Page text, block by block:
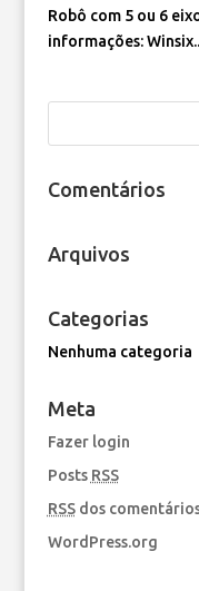
Robô com 5 ou 6
informações:
Comentários
Arquivos
Categorias
Nenhuma categoria
Meta
Fazer login
Posts RSS
RSSdos
WordPress.org